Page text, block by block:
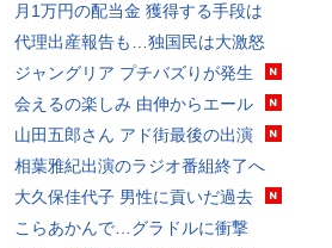
月1万円の配当金 獲得する手段は
代理出産報告も…独国民は大激怒
ジャングリア プチバズりが発生
会えるの楽しみ 由伸からエール
山田五郎さん アド街最後の出演
相葉雅紀出演のラジオ番組終了へ
大久保佳代子 男性に貢いだ過去
こらあかんで…グラドルに衝撃